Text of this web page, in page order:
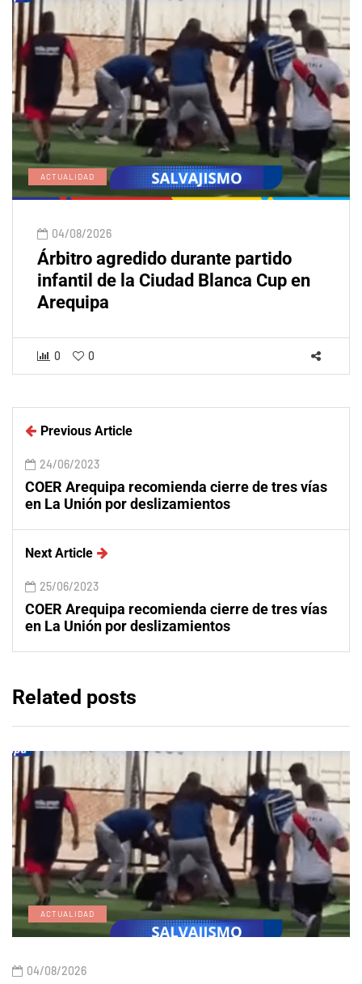
ACTUALIDAD
04/08/2026
Árbitro agredido durante partido
infantil de la Ciudad Blanca Cup en
Arequipa
0 0
Previous Article
24/06/2023
COER Arequipa recomienda cierre de tres vías
en La Unión por deslizamientos
Next Article
25/06/2023
COER Arequipa recomienda cierre de tres vías
en La Unión por deslizamientos
Related posts
ACTUALIDAD
04/08/2026